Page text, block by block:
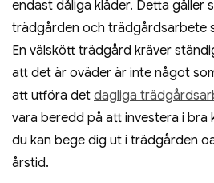
endast dåliga kläder. Detta gäller
trädgården och trädgårdsarbete
En välskött trädgård kräver
att det är oväder är inte något
att utföra det dagliga
vara beredd på att investera i bra
du kan bege dig ut i trädgården
årstid.